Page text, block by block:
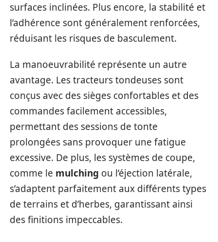
surfaces inclinées. Plus encore, la stabilité et
l’adhérence sont généralement renforcées,
réduisant les risques de basculement.
La manoeuvrabilité représente un autre
avantage. Les tracteurs tondeuses sont
conçus avec des sièges confortables et des
commandes facilement accessibles,
permettant des sessions de tonte
prolongées sans provoquer une fatigue
excessive. De plus, les systèmes de coupe,
comme le mulching ou l’éjection latérale,
s’adaptent parfaitement aux différents types
de terrains et d’herbes, garantissant ainsi
des finitions impeccables.